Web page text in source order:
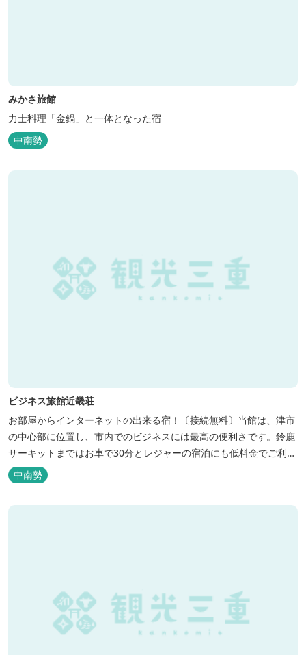
みかさ旅館
力士料理「金鍋」と一体となった宿
中南勢
ビジネス旅館近畿荘
お部屋からインターネットの出来る宿！〔接続無料〕当館は、津市
の中心部に位置し、市内でのビジネスには最高の便利さです。鈴鹿
サーキットまではお車で30分とレジャーの宿泊にも低料金でご利用
いただけます。
中南勢